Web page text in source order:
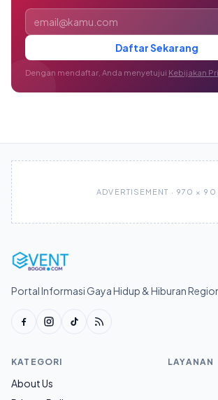
Alamat email
Daftar Sekarang
Dengan mendaftar, Anda menyetujui Kebijakan
ADVERTISEMENT · 970 × 90
Portal Informasi Gaya Hidup & Hiburan
KATEGORI
About Us
LAYANAN